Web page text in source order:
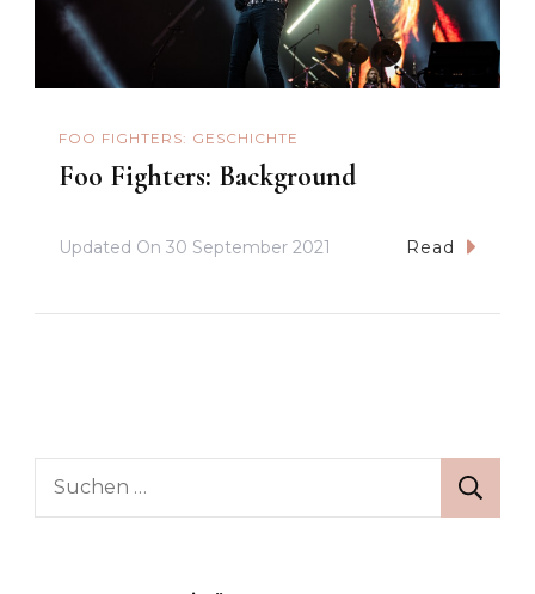
FOO FIGHTERS: GESCHICHTE
Foo Fighters: Background
Updated On 30 September 2021 Read
Suche